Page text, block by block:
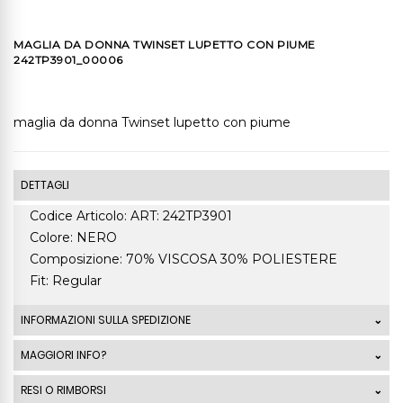
MAGLIA DA DONNA TWINSET LUPETTO CON PIUME
242TP3901_00006
maglia da donna Twinset lupetto con piume
DETTAGLI
Codice Articolo: ART: 242TP3901
Colore: NERO
Composizione: 70% VISCOSA 30% POLIESTERE
Fit: Regular
INFORMAZIONI SULLA SPEDIZIONE
Le spedizioni standard Italia di ordini che superano
99,00 Euro sono GRATUITE. La spedizione standard
costa 7,50 Euro mentre la spedizione express costa
MAGGIORI INFO?
RESI O RIMBORSI